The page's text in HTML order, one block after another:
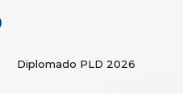
Diplomado PLD 2026